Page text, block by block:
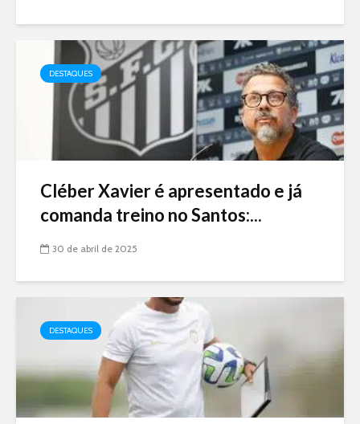
DESTAQUES
Cléber Xavier é apresentado e já
comanda treino no Santos:...
30 de abril de 2025
DESTAQUES